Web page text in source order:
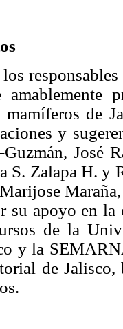
amablemente
de
y
José
S. Zalapa H. y
su apoyo en
de la
y la
de